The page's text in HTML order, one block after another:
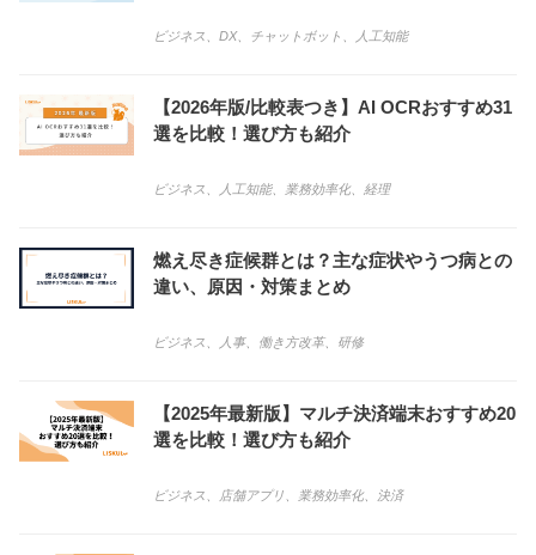
ビジネス DX、 チャットボット 人工知能
【2026年版/比較表つき】AI OCRおすすめ31
選を比較！選び方も紹介
ビジネス 人工知能、 業務効率化、 経理
燃え尽き症候群とは？主な症状やうつ病との
違い、原因・対策まとめ
ビジネス 人事、 働き方改革、 研修
【2025年最新版】マルチ決済端末おすすめ20
選を比較！選び方も紹介
ビジネス 店舗アプリ 業務効率化、 決済